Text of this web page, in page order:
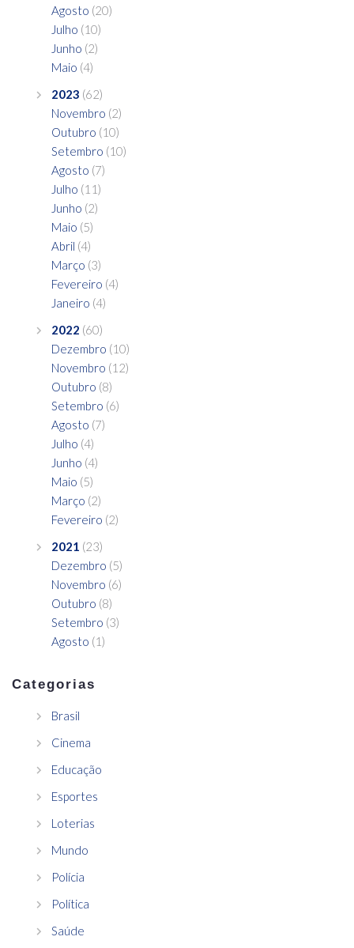
Agosto (20)
Julho (10)
Junho (2)
Maio (4)
2023 (62)
Novembro (2)
Outubro (10)
Setembro (10)
Agosto (7)
Julho (11)
Junho (2)
Maio (5)
Abril (4)
Março (3)
Fevereiro (4)
Janeiro (4)
2022 (60)
Dezembro (10)
Novembro (12)
Outubro (8)
Setembro (6)
Agosto (7)
Julho (4)
Junho (4)
Maio (5)
Março (2)
Fevereiro (2)
2021 (23)
Dezembro (5)
Novembro (6)
Outubro (8)
Setembro (3)
Agosto (1)
Categorias
Brasil
Cinema
Educação
Esportes
Loterias
Mundo
Polícia
Política
Saúde